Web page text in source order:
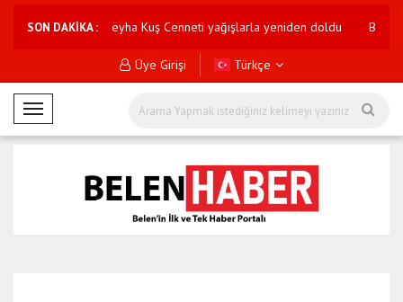
SON DAKİKA :
Milleyha Kuş Cenneti yağışlarla yeniden doldu Borsa
Üye Girişi Türkçe
M
o